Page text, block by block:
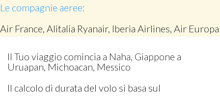
Le compagnie aeree:
Air France, Alitalia Ryanair, Iberia Airlines, Air Europa
Il Tuo viaggio comincia a Naha, Giappone a
Uruapan, Michoacan, Messico
Il calcolo di durata del volo si basa sul